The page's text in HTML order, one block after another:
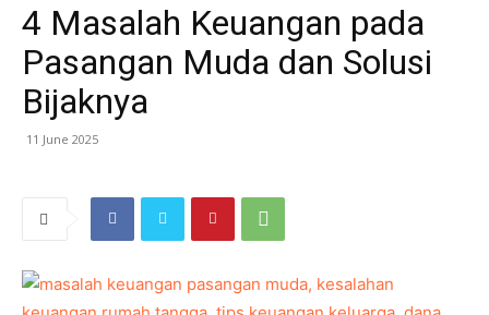
4 Masalah Keuangan pada
Pasangan Muda dan Solusi
Bijaknya
11 June 2025